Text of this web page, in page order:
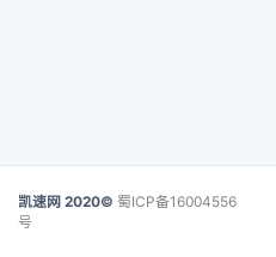
凯速网 2020© 蜀ICP备16004556
号